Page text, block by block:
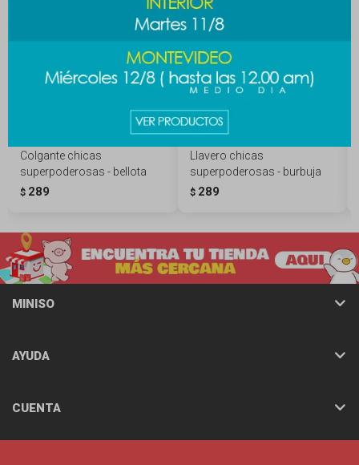
Colgante chicas
superpoderosas - bellota
$ 289
Llavero chicas
superpoderosas - burbuja
$ 289
MINISO
AYUDA
CUENTA